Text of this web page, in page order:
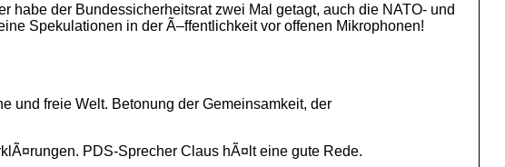
der Bundessicherheitsrat zwei Mal getagt, auch die NATO- und
Spekulationen in der Ã–ffentlichkeit vor offenen Mikrophonen!
und freie Welt. Betonung der Gemeinsamkeit, der
PDS-Sprecher Claus hÃ¤lt eine gute Rede.